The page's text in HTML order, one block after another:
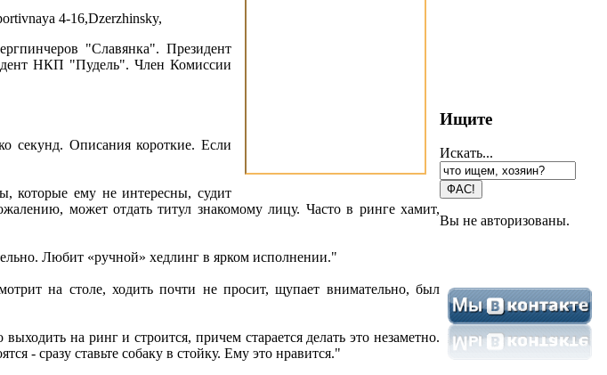
4-16,Dzerzhinsky,
"Славянка". Президент
НКП "Пудель". Член Комиссии
секунд. Описания короткие. Если
которые ему не интересны, судит
может отдать титул знакомому лицу. Часто в ринге хамит,
Любит «ручной» хедлинг в ярком исполнении."
на столе, ходить почти не просит, щупает внимательно, был
на ринг и строится, причем старается делать это незаметно.
- сразу ставьте собаку в стойку. Ему это нравится."
Ищите
Искать...
Вы не авторизованы.